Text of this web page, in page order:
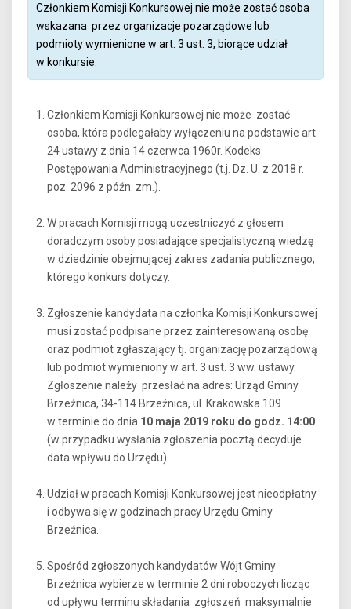
Członkiem Komisji Konkursowej nie może zostać osoba
wskazana przez organizacje pozarządowe lub
podmioty wymienione w art. 3 ust. 3, biorące udział
w konkursie.
Członkiem Komisji Konkursowej nie może zostać
osoba, która podlegałaby wyłączeniu na podstawie art.
24 ustawy z dnia 14 czerwca 1960r. Kodeks
Postępowania Administracyjnego (t.j. Dz. U. z 2018 r.
poz. 2096 z późn. zm.).
W pracach Komisji mogą uczestniczyć z głosem
doradczym osoby posiadające specjalistyczną wiedzę
w dziedzinie obejmującej zakres zadania publicznego,
którego konkurs dotyczy.
Zgłoszenie kandydata na członka Komisji Konkursowej
musi zostać podpisane przez zainteresowaną osobę
oraz podmiot zgłaszający tj. organizację pozarządową
lub podmiot wymieniony w art. 3 ust. 3 ww. ustawy.
Zgłoszenie należy przesłać na adres: Urząd Gminy
Brzeźnica, 34-114 Brzeźnica, ul. Krakowska 109
w terminie do dnia 10 maja 2019 roku do godz. 14:00
(w przypadku wysłania zgłoszenia pocztą decyduje
data wpływu do Urzędu).
Udział w pracach Komisji Konkursowej jest nieodpłatny
i odbywa się w godzinach pracy Urzędu Gminy
Brzeźnica.
Spośród zgłoszonych kandydatów Wójt Gminy
Brzeźnica wybierze w terminie 2 dni roboczych licząc
od upływu terminu składania zgłoszeń maksymalnie